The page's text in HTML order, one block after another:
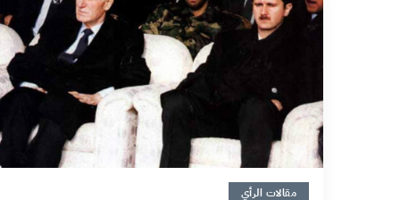
9 دقائق
مقالات الرأي